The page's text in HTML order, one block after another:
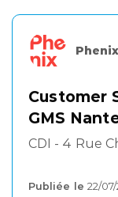
Phenix
Customer
GMS
CDI - 4 Rue
Publiée le 22/